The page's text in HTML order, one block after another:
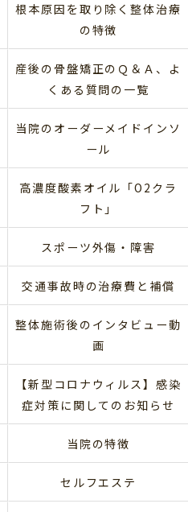
根本原因を取り除く整体治療
の特徴
産後の骨盤矯正のＱ＆Ａ、よ
くある質問の一覧
当院のオーダーメイドインソ
ール
高濃度酸素オイル「O2クラ
フト」
スポーツ外傷・障害
交通事故時の治療費と補償
整体施術後のインタビュー動
画
【新型コロナウィルス】感染
症対策に関してのお知らせ
当院の特徴
セルフエステ